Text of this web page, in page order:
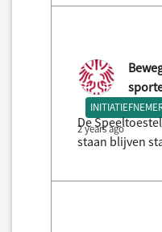
2 years ago
De
staan blijven